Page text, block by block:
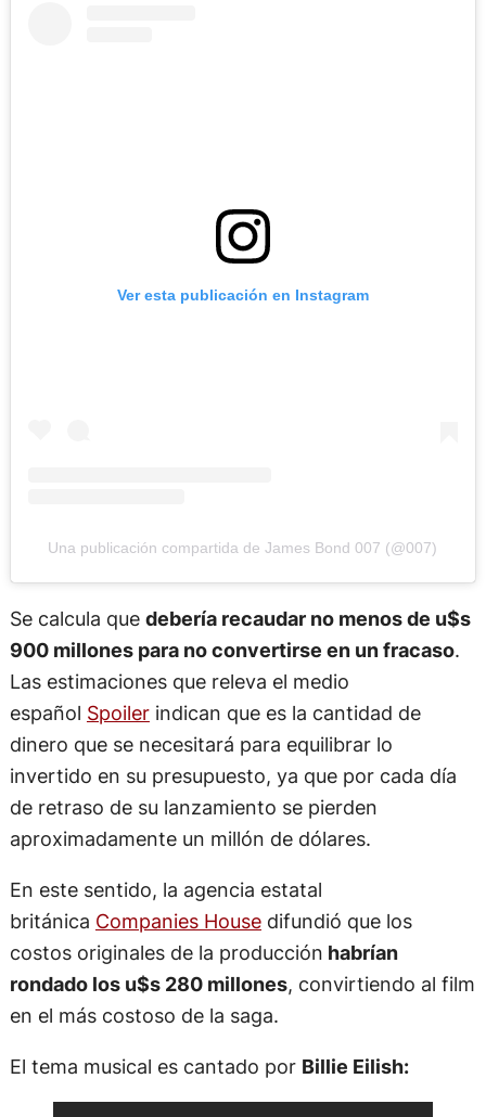
Ver esta publicación en Instagram
Una publicación compartida de James Bond 007 (@007)
Se calcula que debería recaudar no menos de u$s
900 millones para no convertirse en un fracaso.
Las estimaciones que releva el medio
español Spoilerindican que es la cantidad de
dinero que se necesitará para equilibrar lo
invertido en su presupuesto, ya que por cada día
de retraso de su lanzamiento se pierden
aproximadamente un millón de dólares.
En este sentido, la agencia estatal
británica Companies Housedifundió que los
costos originales de la producción habrían
rondado los u$s 280 millones, convirtiendo al film
en el más costoso de la saga.
El tema musical es cantado por Billie Eilish: